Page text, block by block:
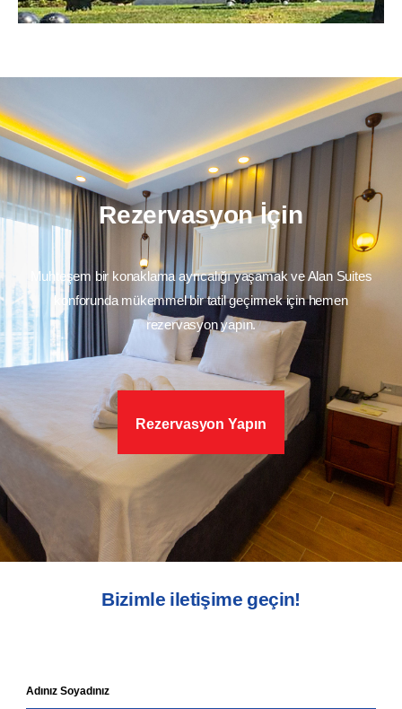
Rezervasyon İçin
Muhteşem bir konaklama ayrıcalığı yaşamak ve Alan Suites
konforunda mükemmel bir tatil geçirmek için hemen
rezervasyon yapın.
Rezervasyon Yapın
Bizimle iletişime geçin!
Adınız Soyadınız